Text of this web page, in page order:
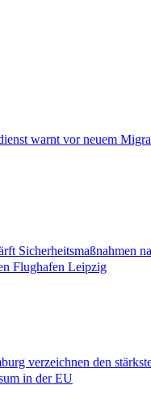
warnt vor neuem
Sicherheitsmaßnahmen
Flughafen Leipzig
verzeichnen den
in der EU